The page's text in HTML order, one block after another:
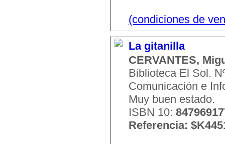
(condiciones de
La gitanilla
CERVANTES,
Biblioteca El Sol.
Comunicación e
Muy buen estado.
ISBN 10:
Referencia: